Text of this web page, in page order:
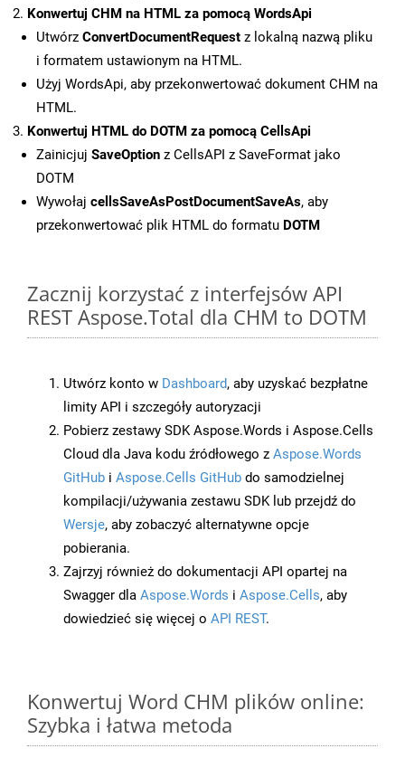
Konwertuj CHM na HTML za pomocą WordsApi
Utwórz ConvertDocumentRequest z lokalną nazwą pliku
i formatem ustawionym na HTML.
Użyj WordsApi, aby przekonwertować dokument CHM na
HTML.
Konwertuj HTML do DOTM za pomocą CellsApi
Zainicjuj SaveOption z CellsAPI z SaveFormat jako
DOTM
Wywołaj cellsSaveAsPostDocumentSaveAs, aby
przekonwertować plik HTML do formatu DOTM
Zacznij korzystać z interfejsów API
REST Aspose.Total dla CHM to DOTM
Utwórz konto w Dashboard, aby uzyskać bezpłatne
limity API i szczegóły autoryzacji
Pobierz zestawy SDK Aspose.Words i Aspose.Cells
Cloud dla Java kodu źródłowego z Aspose.Words
GitHub i Aspose.Cells GitHub do samodzielnej
kompilacji/używania zestawu SDK lub przejdź do
Wersje, aby zobaczyć alternatywne opcje
pobierania.
Zajrzyj również do dokumentacji API opartej na
Swagger dla Aspose.Words i Aspose.Cells, aby
dowiedzieć się więcej o API REST.
Konwertuj Word CHM plików online:
Szybka i łatwa metoda